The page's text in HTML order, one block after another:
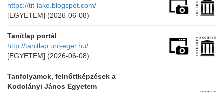
https://tit-lako.blogspot.com/
[EGYETEM] (2026-06-08)
Tanítlap portál
http://tanitlap.uni-eger.hu/
[EGYETEM] (2026-06-08)
Tanfolyamok, felnőttképzések a
Kodolányi János Egyetem